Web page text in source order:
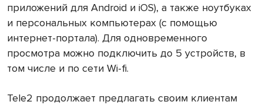
приложений для Android и iOS), а также ноутбуках
и персональных компьютерах (с помощью
интернет-портала). Для одновременного
просмотра можно подключить до 5 устройств, в
том числе и по сети Wi-fi.
Tele2 продолжает предлагать своим клиентам